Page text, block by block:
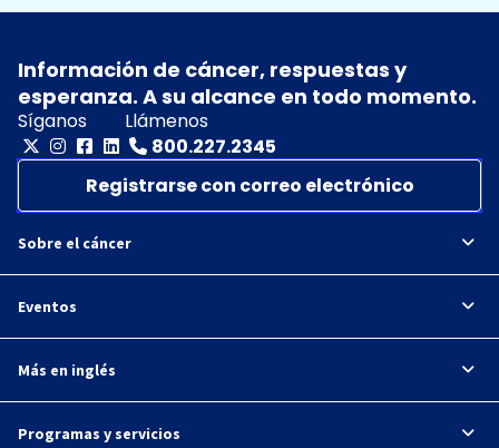
Información de cáncer, respuestas y
esperanza. A su alcance en todo momento.
Síganos
Llámenos
800.227.2345
Registrarse con correo electrónico
Sobre el cáncer
Eventos
Más en inglés
Programas y servicios